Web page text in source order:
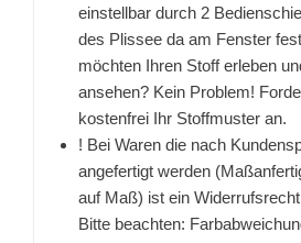
einstellbar durch 2
des Plissee da am Fenster
möchten Ihren Stoff erleben
ansehen? Kein Problem!
kostenfrei Ihr Stoffmuster an.
! Bei Waren die nach
angefertigt werden
auf Maß) ist ein
Bitte beachten: